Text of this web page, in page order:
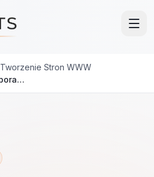
Tworzenie Stron WWW
Kancelarie prawa korporacyjnego